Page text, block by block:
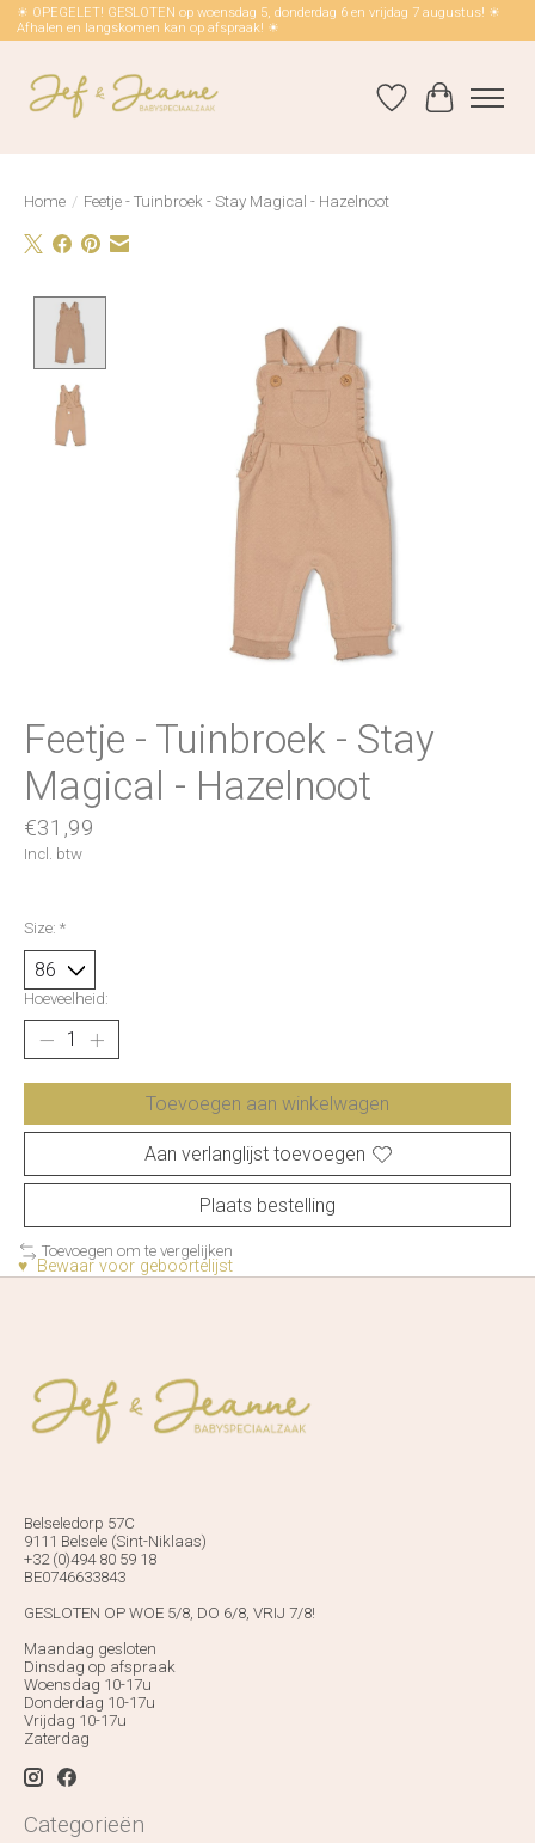
☀ OPEGELET! GESLOTEN op woensdag 5, donderdag 6 en vrijdag 7 augustus! ☀
Afhalen en langskomen kan op afspraak! ☀
Verlanglijst
Home / Feetje - Tuinbroek - Stay Magical - Hazelnoot
Feetje - Tuinbroek - Stay
Magical - Hazelnoot
€31,99
Incl. btw
Size: *
Hoeveelheid:
Toevoegen aan winkelwagen
Aan verlanglijst toevoegen
Plaats bestelling
Toevoegen om te vergelijken
♥ Bewaar voor geboortelijst
Belseledorp 57C
9111 Belsele (Sint-Niklaas)
+32 (0)494 80 59 18
BE0746633843
GESLOTEN OP WOE 5/8, DO 6/8, VRIJ 7/8!
Maandag gesloten
Dinsdag op afspraak
Woensdag 10-17u
Donderdag 10-17u
Vrijdag 10-17u
Zaterdag
Categorieën